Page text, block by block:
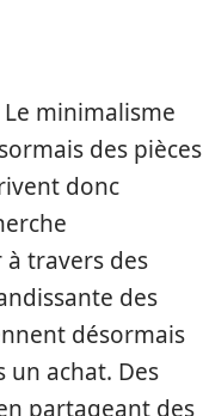
minimalisme
des pièces
donc
à travers des
des
désormais
un achat. Des
partageant des